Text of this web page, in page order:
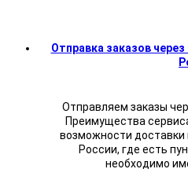
Отправка заказов
Отправляем заказы
Преимущества
возможности доставки
России, где есть
необходимо